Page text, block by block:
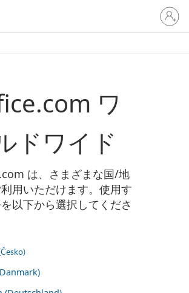
ア
カ
ウ
ワ
ドワイド
は、さまざまな国/地
用いただけます。使用す
以下から選択してくださ